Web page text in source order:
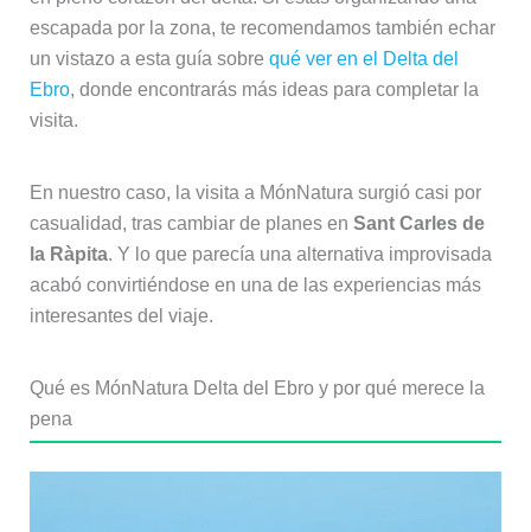
escapada por la zona, te recomendamos también echar
un vistazo a esta guía sobre qué ver en el Delta del
Ebro, donde encontrarás más ideas para completar la
visita.
En nuestro caso, la visita a MónNatura surgió casi por
casualidad, tras cambiar de planes en Sant Carles de
la Ràpita. Y lo que parecía una alternativa improvisada
acabó convirtiéndose en una de las experiencias más
interesantes del viaje.
Qué es MónNatura Delta del Ebro y por qué merece la
pena